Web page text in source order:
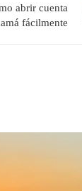
abrir cuenta
fácilmente